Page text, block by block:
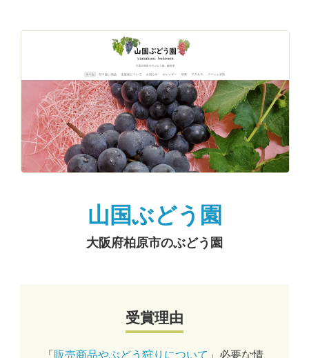
山国ぶどう園
大阪府柏原市のぶどう園
受賞理由
「 販売商品やぶどう狩りについて 」必要な情